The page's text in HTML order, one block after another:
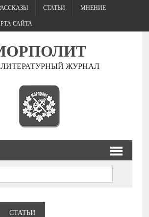
СТАТЬИ МНЕНИЕ
САЙТА
ЖУРНАЛ
СТАТЬИ